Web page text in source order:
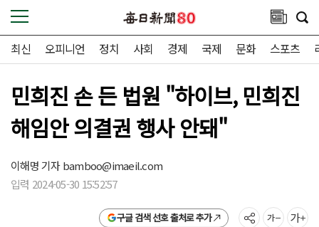
최신 오피니언 정치 사회 경제 국제 문화 스포츠
민희진 손 든 법원 "하이브, 민희진
해임안 의결권 행사 안돼"
이해명 기자bamboo@imaeil.com
입력 2024-05-30 15:52:57
구글 검색 선호 출처로 추가